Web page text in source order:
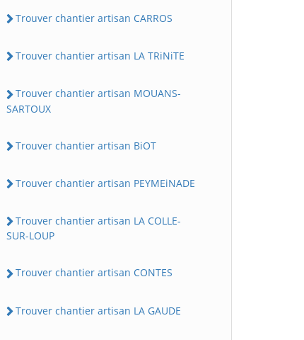
Trouver chantier artisan CARROS
Trouver chantier artisan LA TRiNiTE
Trouver chantier artisan MOUANS-
SARTOUX
Trouver chantier artisan BiOT
Trouver chantier artisan PEYMEiNADE
Trouver chantier artisan LA COLLE-
SUR-LOUP
Trouver chantier artisan CONTES
Trouver chantier artisan LA GAUDE